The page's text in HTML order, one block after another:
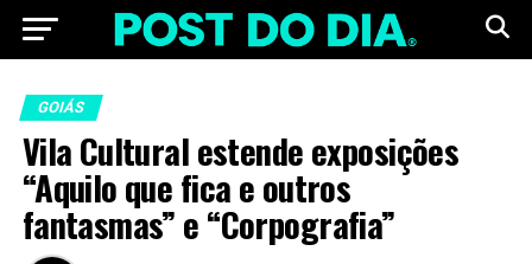
GOIÁS
Vila Cultural estende exposições
“Aquilo que fica e outros
fantasmas” e “Corpografia”